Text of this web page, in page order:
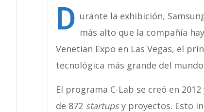
D urante la exhibición,
más alto que la compañía
Venetian Expo en Las Vegas, el
tecnológica más grande del
El programa C-Lab se creó en
de 872 startupsy proyectos. Esto